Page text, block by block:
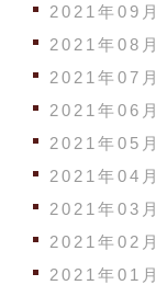
2021年09月
2021年08月
2021年07月
2021年06月
2021年05月
2021年04月
2021年03月
2021年02月
2021年01月